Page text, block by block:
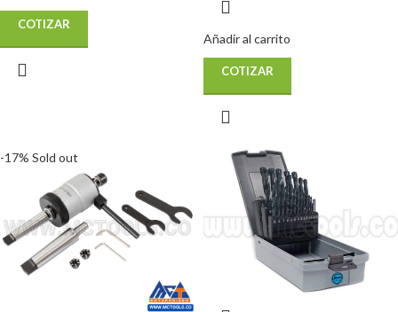
COTIZAR
Añadir al carrito
COTIZAR
-17% Sold out